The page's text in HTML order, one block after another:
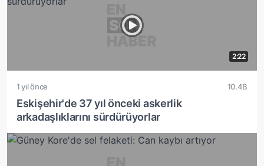
2:22
1 yıl önce 10.4B
Eskişehir'de 37 yıl önceki askerlik
arkadaşlıklarını sürdürüyorlar